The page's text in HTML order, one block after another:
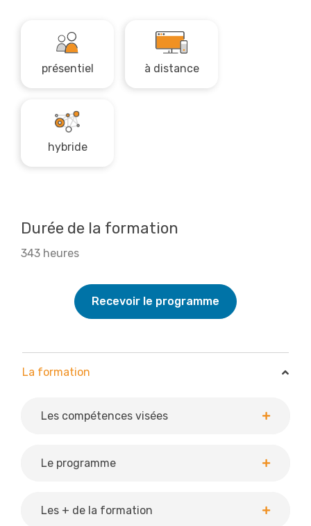
présentiel à distance
hybride
Durée de la formation
343 heures
Recevoir le programme
La formation
La formation
Les compétences visées
Le programme
Les + de la formation